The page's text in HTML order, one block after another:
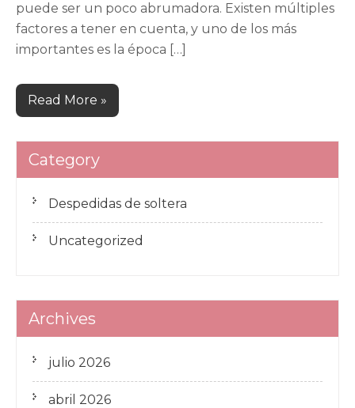
puede ser un poco abrumadora. Existen múltiples
factores a tener en cuenta, y uno de los más
importantes es la época […]
Read More »
Category
Despedidas de soltera
Uncategorized
Archives
julio 2026
abril 2026